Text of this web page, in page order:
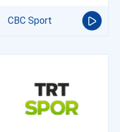
CBC Sport